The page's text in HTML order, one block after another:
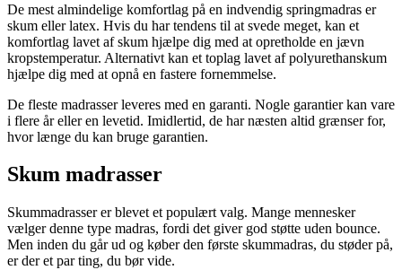
De mest almindelige komfortlag på en indvendig springmadras er
skum eller latex. Hvis du har tendens til at svede meget, kan et
komfortlag lavet af skum hjælpe dig med at opretholde en jævn
kropstemperatur. Alternativt kan et toplag lavet af polyurethanskum
hjælpe dig med at opnå en fastere fornemmelse.
De fleste madrasser leveres med en garanti. Nogle garantier kan vare
i flere år eller en levetid. Imidlertid, de har næsten altid grænser for,
hvor længe du kan bruge garantien.
Skum madrasser
Skummadrasser er blevet et populært valg. Mange mennesker
vælger denne type madras, fordi det giver god støtte uden bounce.
Men inden du går ud og køber den første skummadras, du støder på,
er der et par ting, du bør vide.